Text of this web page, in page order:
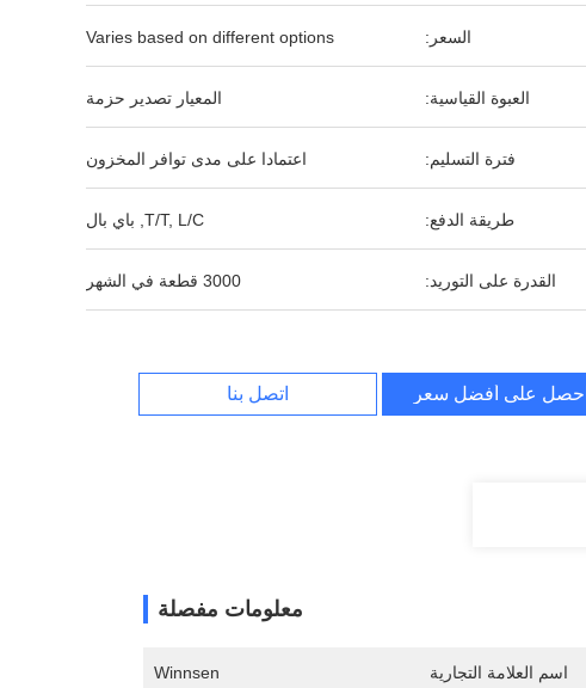
السعر: Varies based on different options
العبوة القياسية: المعيار تصدير حزمة
فترة التسليم: اعتمادا على مدى توافر المخزون
طريقة الدفع: T/T, L/C, باي بال
القدرة على التوريد: 3000 قطعة في الشهر
احصل على أفضل سعر اتصل بنا
معلومات مفصلة
اسم العلامة التجارية Winnsen